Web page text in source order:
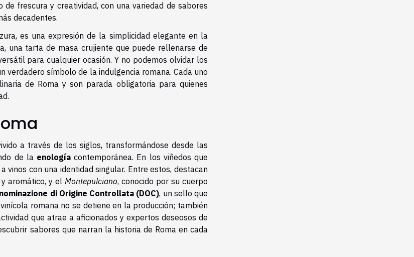
frescura y creatividad, con una variedad de sabores
decadentes.
es una expresión de la simplicidad elegante en la
una tarta de masa crujiente que puede rellenarse de
para cualquier ocasión. Y no podemos olvidar los
verdadero símbolo de la indulgencia romana. Cada uno
de Roma y son parada obligatoria para quienes
a través de los siglos, transformándose desde las
de la enología contemporánea. En los viñedos que
vinos con una identidad singular. Entre estos, destacan
aromático, y el Montepulciano, conocido por su cuerpo
di Origine Controllata (DOC), un sello que
romana no se detiene en la producción; también
que atrae a aficionados y expertos deseosos de
sabores que narran la historia de Roma en cada